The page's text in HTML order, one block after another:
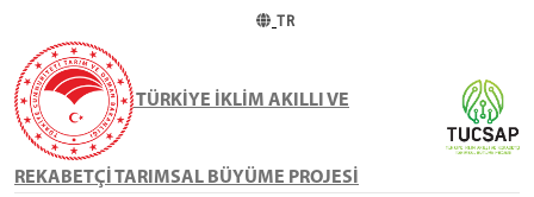
TR
TÜRKİYE İKLİM AKILLI VE
REKABETÇİ TARIMSAL BÜYÜME PROJESİ